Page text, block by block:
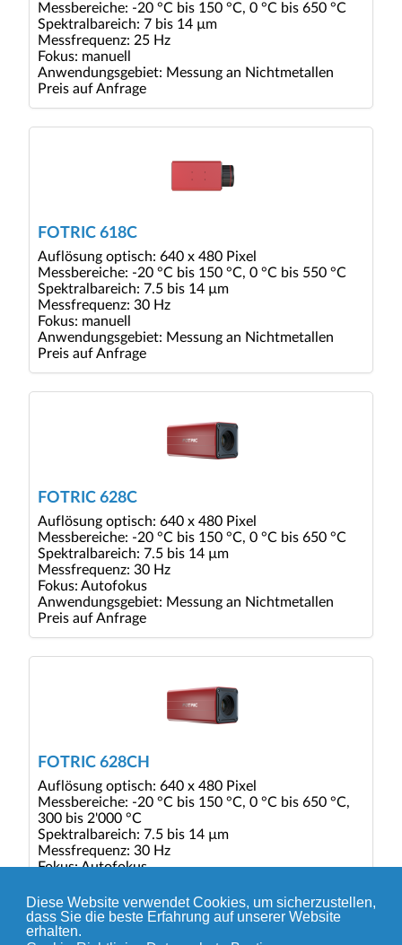
Diese Website verwendet Cookies, um sicherzustellen,
dass Sie die beste Erfahrung auf unserer Website
erhalten.
Messbereiche: -20 °C bis 150 °C, 0 °C bis 650 °C
Spektralbareich: 7 bis 14 µm
Messfrequenz: 25 Hz
Fokus: manuell
Anwendungsgebiet: Messung an Nichtmetallen
Preis auf Anfrage
FOTRIC 618C
Auflösung optisch: 640 x 480 Pixel
Messbereiche: -20 °C bis 150 °C, 0 °C bis 550 °C
Spektralbareich: 7.5 bis 14 µm
Messfrequenz: 30 Hz
Fokus: manuell
Anwendungsgebiet: Messung an Nichtmetallen
Preis auf Anfrage
FOTRIC 628C
Auflösung optisch: 640 x 480 Pixel
Messbereiche: -20 °C bis 150 °C, 0 °C bis 650 °C
Spektralbareich: 7.5 bis 14 µm
Messfrequenz: 30 Hz
Fokus: Autofokus
Anwendungsgebiet: Messung an Nichtmetallen
Preis auf Anfrage
FOTRIC 628CH
Auflösung optisch: 640 x 480 Pixel
Messbereiche: -20 °C bis 150 °C, 0 °C bis 650 °C,
300 bis 2'000 °C
Spektralbareich: 7.5 bis 14 µm
Messfrequenz: 30 Hz
Fokus: Autofokus
Preis auf Anfrage